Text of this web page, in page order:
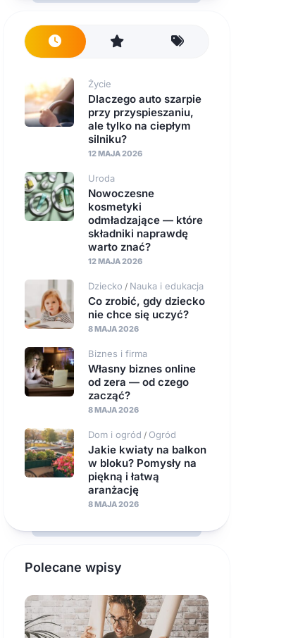
Życie
Dlaczego auto szarpie
przy przyspieszaniu,
ale tylko na ciepłym
silniku?
12 MAJA 2026
Uroda
Nowoczesne
kosmetyki
odmładzające — które
składniki naprawdę
warto znać?
12 MAJA 2026
Dziecko / Nauka i edukacja
Co zrobić, gdy dziecko
nie chce się uczyć?
8 MAJA 2026
Biznes i firma
Własny biznes online
od zera — od czego
zacząć?
8 MAJA 2026
Dom i ogród / Ogród
Jakie kwiaty na balkon
w bloku? Pomysły na
piękną i łatwą
aranżację
8 MAJA 2026
Polecane wpisy